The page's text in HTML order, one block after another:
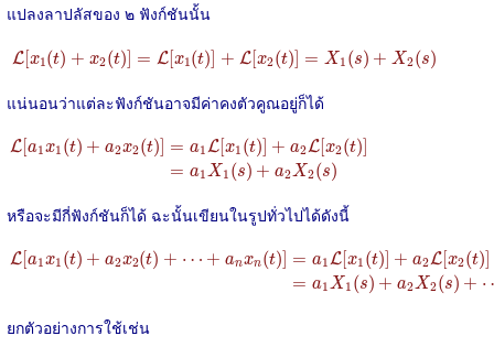
แปลงลาปลัสของ ๒ ฟังก์ชันนั้น
L[x1(t) + x2(t)] = L[x1(t)] + L[x2(t)] = X 1 (s) + X2(s)
L[x1 t)+ x (t ]=L (t)]+L[x 2 )]=X 1(s X2 s)
แน่นอนว่าแต่ละฟังก์ชันอาจมีค่าคงตัวคูณอยู่ก็ได้
L[a1x1 (t) + a2x2(t)] = a1L[x1 (t)] + a2L[x2(t)]
= a1X 1 (s) + a2X2(s)
L[a1 x1 (t)+ a 2x 2( )]= L[ 1(t) +a2 L x2 (t)]= a1X
หรือจะมีกี่ฟังก์ชันก็ได้ ฉะนั้นเขียนในรูปทั่วไปได้ดังนี้
L[a1x1 (t) + a2x2(t) + ⋯ + anxn(t)] = a1L[x1 (t)] + a2L[x2(t)]
= a1X 1 (s) + a2X2(s) +
L[a1 x1 (t)+ a 2x 2( )+ ⋯ x ( ]= a1L 1( )]+a 2L[x 2 t) +⋯ +an
ยกตัวอย่างการใช้เช่น